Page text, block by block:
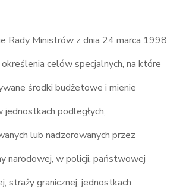
Rady Ministrów z dnia 24 marca 1998
celów specjalnych, na które
środki budżetowe i mienie
podległych,
lub nadzorowanych przez
narodowej, w policji, państwowej
straży granicznej, jednostkach